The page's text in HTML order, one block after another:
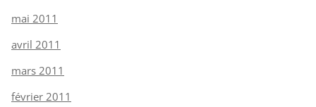
mai 2011
avril 2011
mars 2011
février 2011